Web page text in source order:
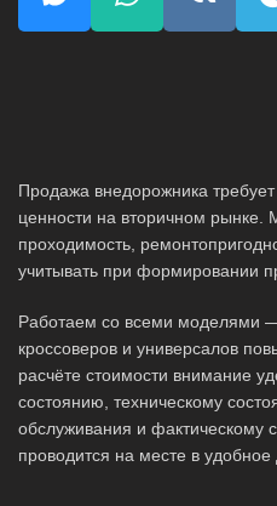
Продажа внедорожника
ценности на вторичном рынке.
проходимость,
учитывать при формировании
Работаем со всеми моделями
кроссоверов и универсалов
расчёте стоимости внимание
состоянию, техническому
обслуживания и фактическому
проводится на месте в